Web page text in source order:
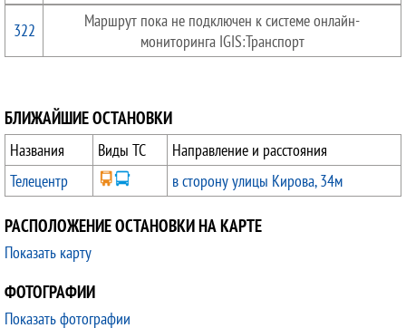
322
Маршрут пока не подключен к системе онлайн-
мониторинга IGIS:Транспорт
БЛИЖАЙШИЕ ОСТАНОВКИ
Названия Виды ТС
Направление и расстояния
Телецентр
в сторону улицы Кирова, 34м
РАСПОЛОЖЕНИЕ ОСТАНОВКИ НА КАРТЕ
Показать карту
ФОТОГРАФИИ
Показать фотографии